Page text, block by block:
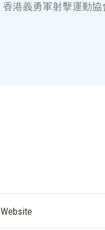
香港義勇軍射擊運動協
Website